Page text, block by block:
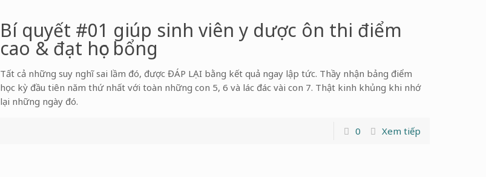
Bí quyết #01 giúp sinh viên y dược ôn thi điểm
cao & đạt học bổng
Tất cả những suy nghĩ sai lầm đó, được ĐÁP LẠI bằng kết quả ngay lập tức. Thầy nhận bảng điểm
học kỳ đầu tiên năm thứ nhất với toàn những con 5, 6 và lác đác vài con 7. Thật kinh khủng khi nhớ
lại những ngày đó.
0 Xem tiếp